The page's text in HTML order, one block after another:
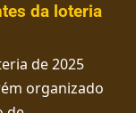
da loteria
de 2025
organizado